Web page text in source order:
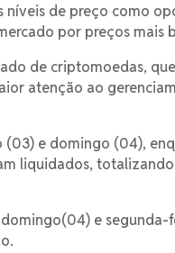
níveis de preço como
por preços mais
de criptomoedas,
atenção ao
(03) e domingo (04),
liquidados, totalizando
e segunda-